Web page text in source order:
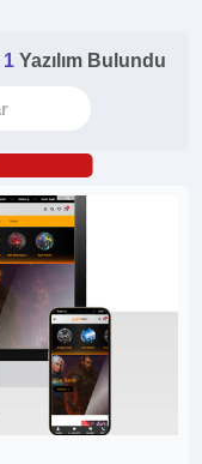
1 Yazılım Bulundu